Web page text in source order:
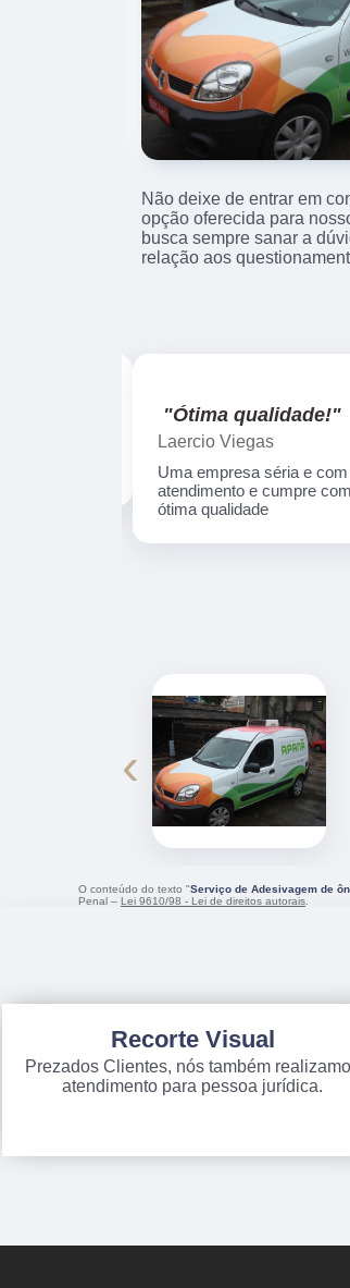
Não deixe de entrar em
opção oferecida para
busca sempre sanar a
relação aos
"Ótima qualidade!"
Laercio Viegas
Uma empresa séria e
atendimento e cumpre
ótima qualidade
‹
O conteúdo do texto "Serviço de Adesivagem de
Penal – Lei 9610/98 - Lei de direitos autorais
Recorte Visual
Prezados Clientes, nós também
atendimento para pessoa jurídica.